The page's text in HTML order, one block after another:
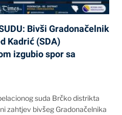
Bivši Gradonačelnik
Kadrić (SDA)
izgubio spor sa
suda Brčko distrikta
zahtjev bivšeg Gradonačelnika